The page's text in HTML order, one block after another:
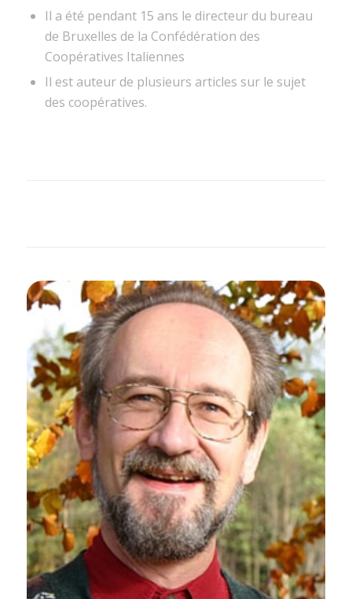
Il a été pendant 15 ans le directeur du bureau
de Bruxelles de la Confédération des
Coopératives Italiennes
Il est auteur de plusieurs articles sur le sujet
des coopératives.